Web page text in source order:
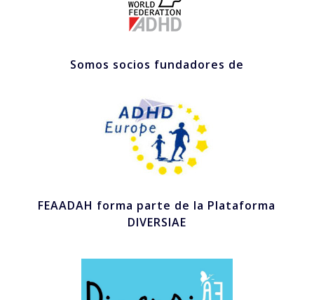
Somos socios fundadores de
FEAADAH forma parte de la Plataforma
DIVERSIAE